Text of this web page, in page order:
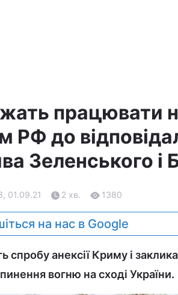
працювати
РФ до
Зеленського і
01.09.21 2 хв. 1380
на нас в Google
спробу анексії Криму і
вогню на сході України.